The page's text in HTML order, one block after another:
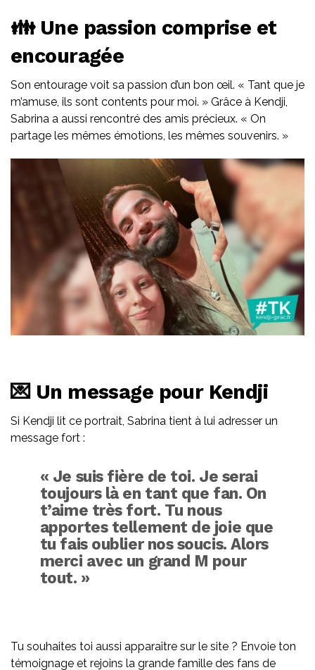
👪 Une passion comprise et
encouragée
Son entourage voit sa passion d’un bon œil. « Tant que je
m’amuse, ils sont contents pour moi. » Grâce à Kendji,
Sabrina a aussi rencontré des amis précieux. « On
partage les mêmes émotions, les mêmes souvenirs. »
💌 Un message pour Kendji
Si Kendji lit ce portrait, Sabrina tient à lui adresser un
message fort :
« Je suis fière de toi. Je serai
toujours là en tant que fan. On
t’aime très fort. Tu nous
apportes tellement de joie que
tu fais oublier nos soucis. Alors
merci avec un grand M pour
tout. »
Tu souhaites toi aussi apparaître sur le site ? Envoie ton
témoignage et rejoins la grande famille des fans de